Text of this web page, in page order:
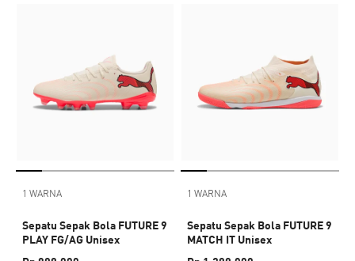
1 WARNA
Sepatu Sepak Bola FUTURE 9
PLAY FG/AG Unisex
1 WARNA
Sepatu Sepak Bola FUTURE 9
MATCH IT Unisex